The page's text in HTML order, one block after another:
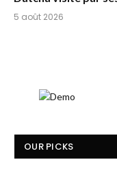
5 août 2026
OUR PICKS